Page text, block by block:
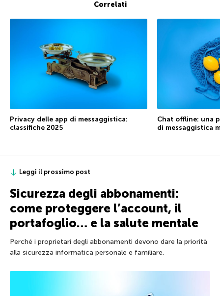
Correlati
Privacy delle app di messaggistica:
classifiche 2025
Chat offline: una
di messaggistica
Leggi il prossimo post
Sicurezza degli abbonamenti:
come proteggere l’account, il
portafoglio… e la salute mentale
Perché i proprietari degli abbonamenti devono dare la priorità
alla sicurezza informatica personale e familiare.